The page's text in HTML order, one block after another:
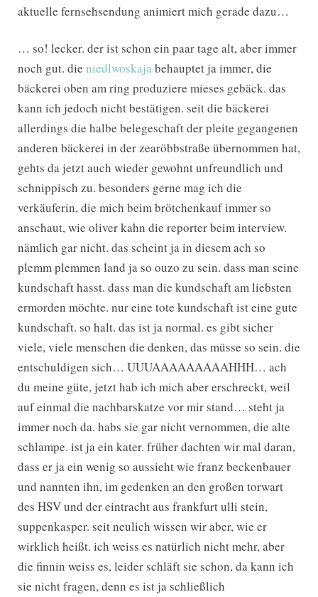
aktuelle fernsehsendung animiert mich gerade dazu…
… so! lecker. der ist schon ein paar tage alt, aber immer
noch gut. die niedlwoskajabehauptet ja immer, die
bäckerei oben am ring produziere mieses gebäck. das
kann ich jedoch nicht bestätigen. seit die bäckerei
allerdings die halbe belegeschaft der pleite gegangenen
anderen bäckerei in der zearöbbstraße übernommen hat,
gehts da jetzt auch wieder gewohnt unfreundlich und
schnippisch zu. besonders gerne mag ich die
verkäuferin, die mich beim brötchenkauf immer so
anschaut, wie oliver kahn die reporter beim interview.
nämlich gar nicht. das scheint ja in diesem ach so
plemm plemmen land ja so ouzo zu sein. dass man seine
kundschaft hasst. dass man die kundschaft am liebsten
ermorden möchte. nur eine tote kundschaft ist eine gute
kundschaft. so halt. das ist ja normal. es gibt sicher
viele, viele menschen die denken, das müsse so sein. die
entschuldigen sich… UUUAAAAAAAAAHHH… ach
du meine güte, jetzt hab ich mich aber erschreckt, weil
auf einmal die nachbarskatze vor mir stand… steht ja
immer noch da. habs sie gar nicht vernommen, die alte
schlampe. ist ja ein kater. früher dachten wir mal daran,
dass er ja ein wenig so aussieht wie franz beckenbauer
und nannten ihn, im gedenken an den großen torwart
des HSV und der eintracht aus frankfurt ulli stein,
suppenkasper. seit neulich wissen wir aber, wie er
wirklich heißt. ich weiss es natürlich nicht mehr, aber
die finnin weiss es, leider schläft sie schon, da kann ich
sie nicht fragen, denn es ist ja schließlich